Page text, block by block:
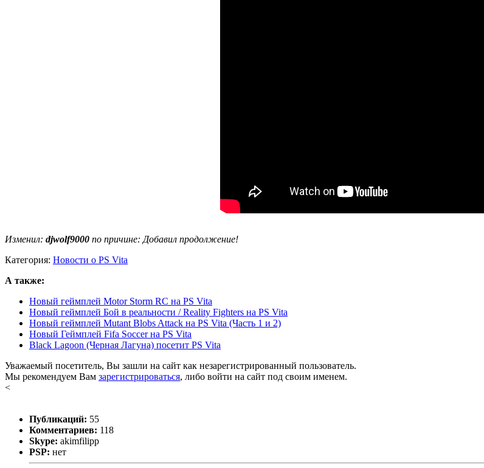
Изменил: djwolf9000 по причине: Добавил продолжение!
Категория: Новости о PS Vita
А также:
Новый геймплей Motor Storm RC на PS Vita
Новый геймплей Бой в реальности / Reality Fighters на PS Vita
Новый геймплей Mutant Blobs Attack на PS Vita (Часть 1 и 2)
Новый Геймплей Fifa Soccer на PS Vita
Black Lagoon (Черная Лагуна) посетит PS Vita
Уважаемый посетитель, Вы зашли на сайт как незарегистрированный пользователь.
Мы рекомендуем Вам зарегистрироваться, либо войти на сайт под своим именем.
<
Публикаций: 55
Комментариев: 118
Skype: akimfilipp
PSP: нет